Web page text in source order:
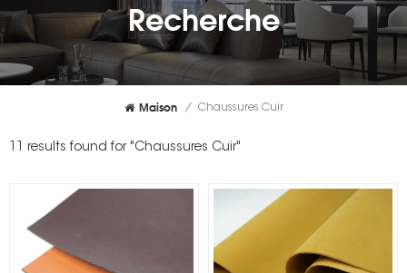
Recherche
Maison / Chaussures Cuir
11 results found for "Chaussures Cuir"